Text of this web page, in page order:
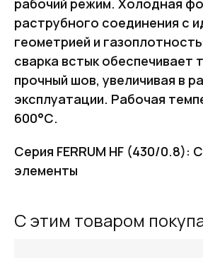
раструбного соединения с
геометрией и
сварка встык обеспечивает
прочный шов, увеличивая в
эксплуатации. Рабочая
600°С.
Серия FERRUM HF (430/0.8):
элементы
С этим товаром